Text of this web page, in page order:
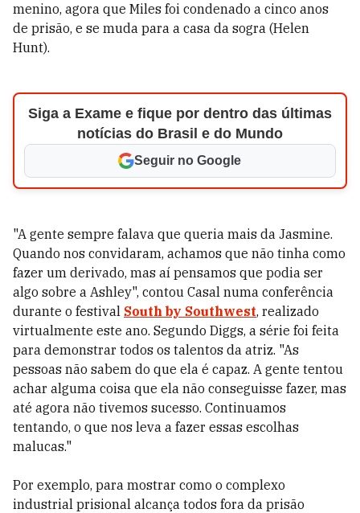
menino, agora que Miles foi condenado a cinco anos
de prisão, e se muda para a casa da sogra (Helen
Hunt).
Siga a Exame e fique por dentro das últimas
notícias do Brasil e do Mundo
Seguir no Google
"A gente sempre falava que queria mais da Jasmine.
Quando nos convidaram, achamos que não tinha como
fazer um derivado, mas aí pensamos que podia ser
algo sobre a Ashley", contou Casal numa conferência
durante o festival South by Southwest, realizado
virtualmente este ano. Segundo Diggs, a série foi feita
para demonstrar todos os talentos da atriz. "As
pessoas não sabem do que ela é capaz. A gente tentou
achar alguma coisa que ela não conseguisse fazer, mas
até agora não tivemos sucesso. Continuamos
tentando, o que nos leva a fazer essas escolhas
malucas."
Por exemplo, para mostrar como o complexo
industrial prisional alcança todos fora da prisão